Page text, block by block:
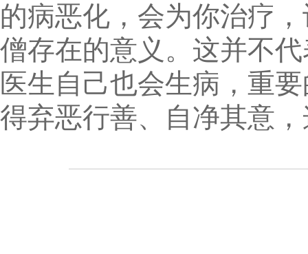
的病恶化，会为你治疗
僧存在的意义。这并不
医生自己也会生病，重
得弃恶行善、自净其意